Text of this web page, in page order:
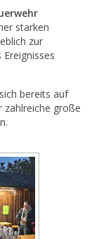
starken
zur
bereits auf
zahlreiche große